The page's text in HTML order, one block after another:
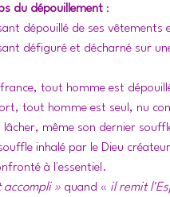
du dépouillement :
dépouillé de ses vêtements
défiguré et décharné sur
tout homme est
tout homme est seul, nu
même son dernier
inhalé par le Dieu
à l'essentiel.
accompli » quand « il remit